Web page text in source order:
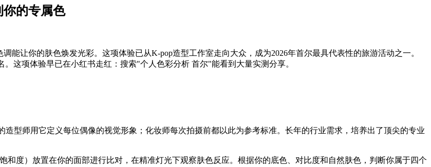
你的专属色
能让你的肤色焕发光彩。这项体验已从K-pop造型工作室走向大众，成为2026年首尔最具代表性的旅游活动之一。
这项体验早已在小红书走红：搜索"个人色彩分析 首尔"能看到大量实测分享。
型师用它定义每位偶像的视觉形象；化妆师每次拍摄前都以此为参考标准。长年的行业需求，培养出了顶尖的专业
度）放置在你的面部进行比对，在精准灯光下观察肤色反应。根据你的底色、对比度和自然肤色，判断你属于四个